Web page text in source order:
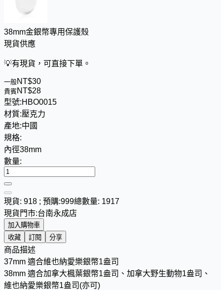
38mm金銀幣專用保護殼
現貨供應
💡有現貨，可直接下單。
一般NT$30
貴賓 NT$28
型號:HBO0015
材質:壓克力
產地:中國
規格:
內徑38mm
數量:
現貨: 918 ; 預購:999總數量: 1917
現貨門市:台南永成店
加入購物車
收藏
訂閱 分享
商品描述
37mm 適合維也納愛樂銀幣1盎司
38mm 適合加拿大楓葉銀幣1盎司、加拿大野生動物1盎司、
維也納愛樂銀幣1盎司(亦可)